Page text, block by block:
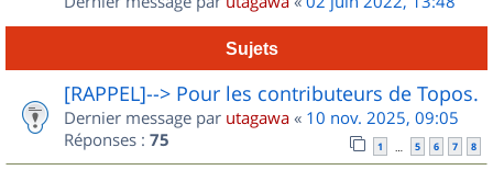
Sujets
[RAPPEL]--> Pour les contributeurs de Topos.
Dernier message par utagawa « 10 nov. 2025, 09:05
Réponses : 75 1 … 5 6 7 8